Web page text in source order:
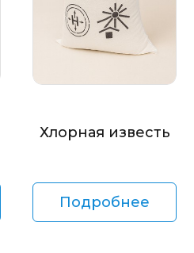
Хлорная известь
Подробнее